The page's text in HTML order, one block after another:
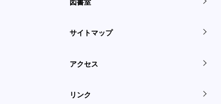
図書室
サイトマップ
アクセス
リンク